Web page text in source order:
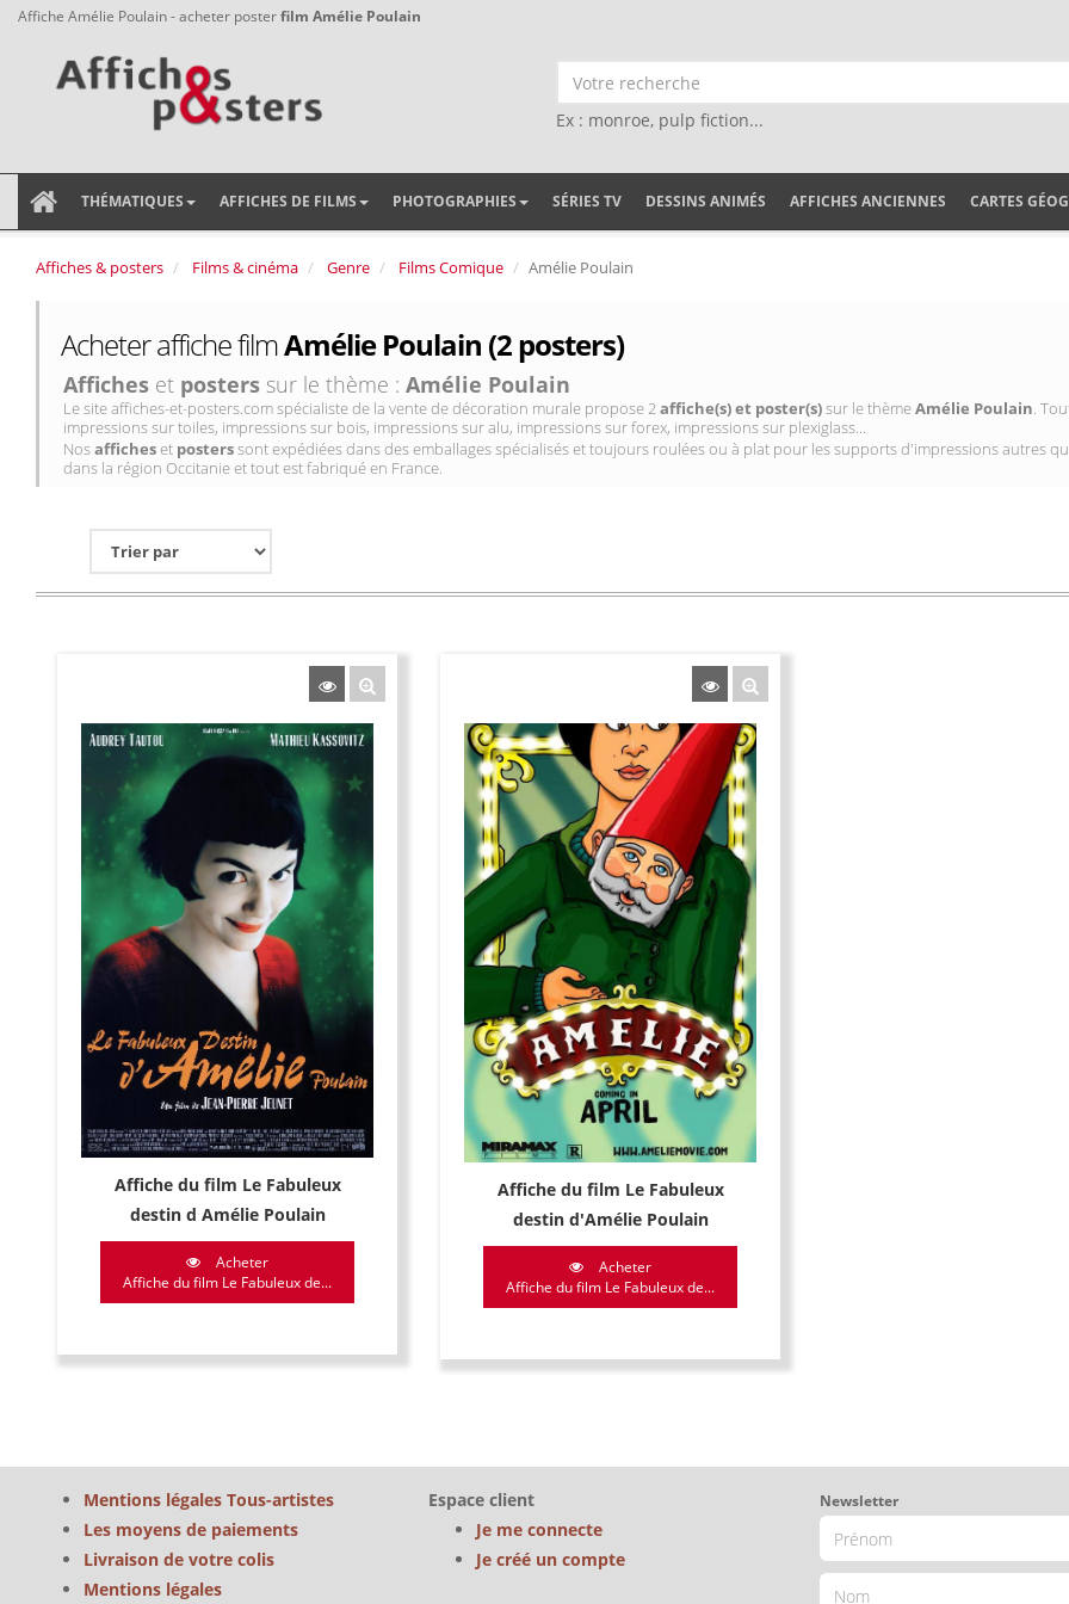
Affiche Amélie Poulain - acheter posterfilm Amélie Poulain
Ex : monroe, pulp fiction...
THÉMATIQUES AFFICHES DE FILMS PHOTOGRAPHIES SÉRIES TV DESSINS ANIMÉS AFFICHES ANCIENNES CARTES
Affiches & posters Films & cinéma Genre Films Comique Amélie Poulain
Acheter affiche filmAmélie Poulain (2 posters)
Affiches et posters sur le thème : Amélie Poulain
Le site affiches-et-posters.com spécialiste de la vente de décoration murale propose 2affiche(s) et poster(s)sur le thèmeAmélie Poulain.
impressions sur toiles, impressions sur bois, impressions sur alu, impressions sur forex, impressions sur plexiglass...
Nosafficheset posterssont expédiées dans des emballages spécialisés et toujours roulées ou à plat pour les supports d'impressions autres
dans la région Occitanie et tout est fabriqué en France.
Affiche du film Le Fabuleux
destin d Amélie Poulain
Acheter
Affiche du film Le Fabuleux de...
Affiche du film Le Fabuleux
destin d'Amélie Poulain
Acheter
Affiche du film Le Fabuleux de...
Mentions légales Tous-artistes
Les moyens de paiements
Livraison de votre colis
Mentions légales
Espace client
Je me connecte
Je créé un compte
Newsletter